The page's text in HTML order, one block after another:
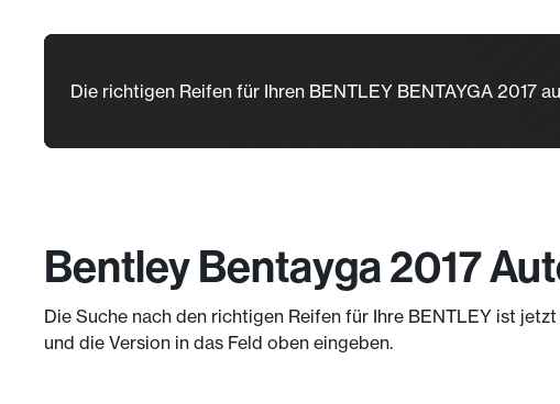
Die richtigen Reifen für Ihren BENTLEY BENTAYGA 2017
Bentley Bentayga 2017
Die Suche nach den richtigen Reifen für Ihre BENTLEY ist
und die Version in das Feld oben eingeben.